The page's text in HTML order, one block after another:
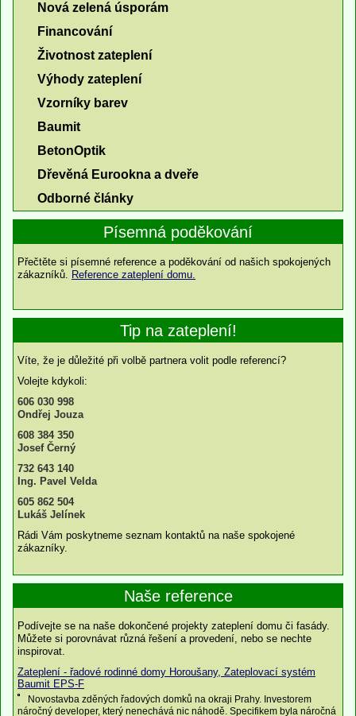
Nová zelená úsporám
Financování
Životnost zateplení
Výhody zateplení
Vzorníky barev
Baumit
BetonOptik
Dřevěná Eurookna a dveře
Odborné články
Písemná poděkování
Přečtěte si písemné reference a poděkování od našich spokojených
zákazníků. Reference zateplení domu.
Tip na zateplení!
Víte, že je důležité při volbě partnera volit podle referencí?
Volejte kdykoli:
606 030 998
Ondřej Jouza
608 384 350
Josef Černý
732 643 140
Ing. Pavel Velda
605 862 504
Lukáš Jelínek
Rádi Vám poskytneme seznam kontaktů na naše spokojené
zákazníky.
Naše reference
Podívejte se na naše dokončené projekty zateplení domu či fasády.
Můžete si porovnávat různá řešení a provedení, nebo se nechte
inspirovat.
Zateplení - řadové rodinné domy Horoušany, Zateplovací systém
Baumit EPS-F
Novostavba zděných řadových domků na okraji Prahy. Investorem
náročný developer, který nenechává nic náhodě. Specifikem byla náročná